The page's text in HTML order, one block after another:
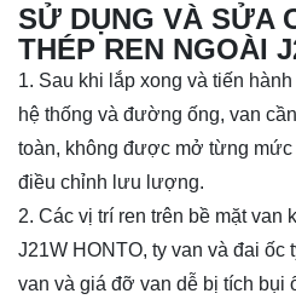
SỬ DỤNG VÀ SỬA
THÉP REN NGOÀI
1. Sau khi lắp xong và tiến
hệ thống và đường ống, van
toàn, không được mở từng
điều chỉnh lưu lượng.
2. Các vị trí ren trên bề mặt van
J21W HONTO, ty van và đai ốc
van và giá đỡ van dễ bị tích bụi